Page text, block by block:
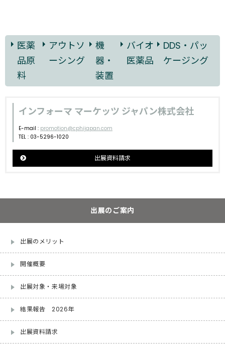
医薬
品原
料
アウトソ
ーシング
機
器・
装置
バイオ
医薬品
DDS・パッ
ケージング
インフォーマ マーケッツ ジャパン株式会社
E-mail : promotion@cphijapan.com
TEL : 03-5296-1020
出展資料請求
出展のご案内
出展のメリット
開催概要
出展対象・来場対象
結果報告 2026年
出展資料請求